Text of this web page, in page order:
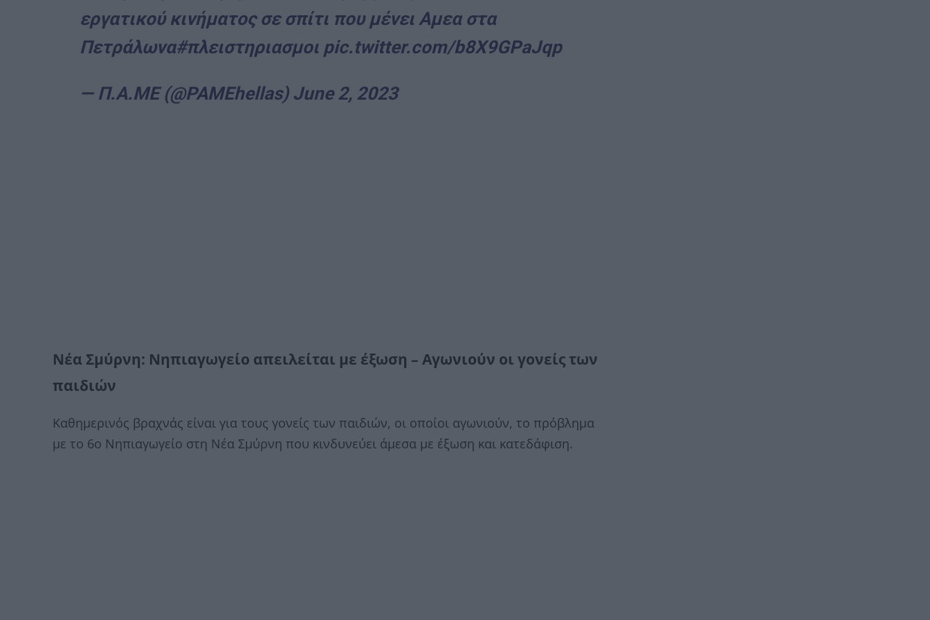
εργατικού κινήματος σε σπίτι που μένει Αμεα στα
Πετράλωνα#πλειστηριασμοι pic.twitter.com/b8X9GPaJqp
— Π.Α.ΜΕ (@PAMEhellas) June 2, 2023
Νέα Σμύρνη: Νηπιαγωγείο απειλείται με έξωση – Αγωνιούν οι γονείς των
παιδιών
Καθημερινός βραχνάς είναι για τους γονείς των παιδιών, οι οποίοι αγωνιούν, το πρόβλημα
με το 6ο Νηπιαγωγείο στη Νέα Σμύρνη που κινδυνεύει άμεσα με έξωση και κατεδάφιση.